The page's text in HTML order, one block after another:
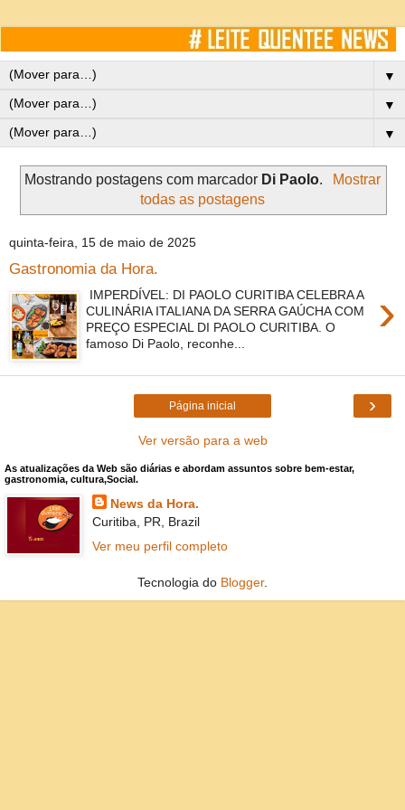
▼
▼
▼
Mostrando postagens com marcador Di Paolo.
Mostrar
todas as postagens
quinta-feira, 15 de maio de 2025
Gastronomia da Hora.
›
IMPERDÍVEL: DI PAOLO CURITIBA CELEBRA A
CULINÁRIA ITALIANA DA SERRA GAÚCHA COM
PREÇO ESPECIAL DI PAOLO CURITIBA. O
famoso Di Paolo, reconhe...
›
Página inicial
Ver versão para a web
As atualizações da Web são diárias e abordam assuntos sobre bem-estar,
gastronomia, cultura,Social.
News da Hora.
Curitiba, PR, Brazil
Ver meu perfil completo
Tecnologia do Blogger.